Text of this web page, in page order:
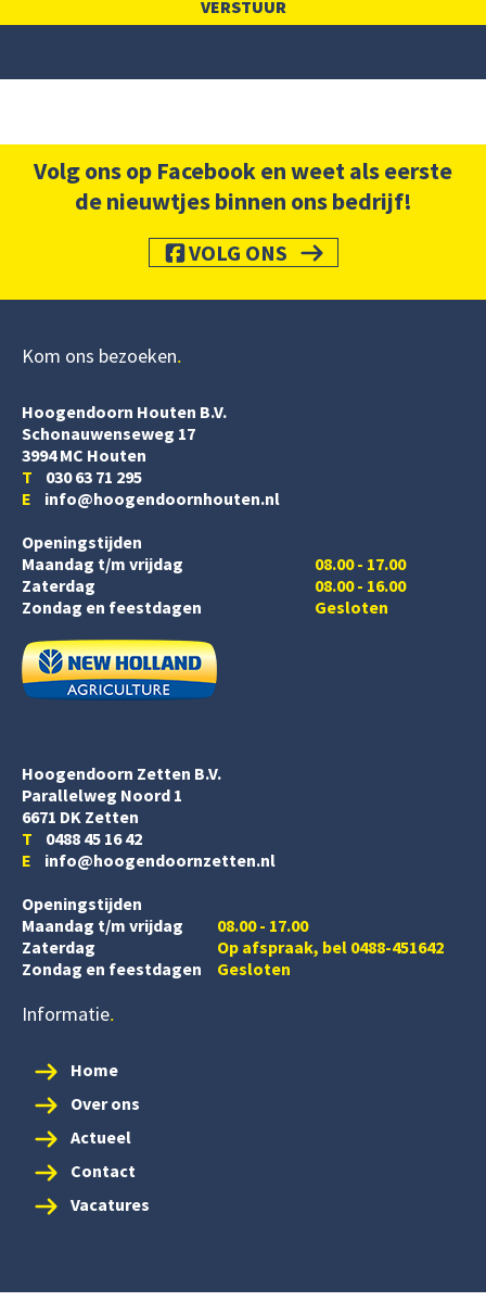
Volg ons op Facebook en weet als eerste
de nieuwtjes binnen ons bedrijf!
VOLG ONS
Kom ons bezoeken
Hoogendoorn Houten B.V.
Schonauwenseweg 17
3994 MC Houten
T 030 63 71 295
E info@hoogendoornhouten.nl
Openingstijden
Maandag t/m vrijdag
Zaterdag
08.00 - 17.00
08.00 - 16.00
Zondag en feestdagen
Gesloten
Hoogendoorn Zetten B.V.
Parallelweg Noord 1
6671 DK Zetten
T 0488 45 16 42
E info@hoogendoornzetten.nl
Openingstijden
Maandag t/m vrijdag
08.00 - 17.00
Zaterdag
Op afspraak, bel 0488-451642
Zondag en feestdagen
Gesloten
Informatie
Home
Over ons
Actueel
Contact
Vacatures